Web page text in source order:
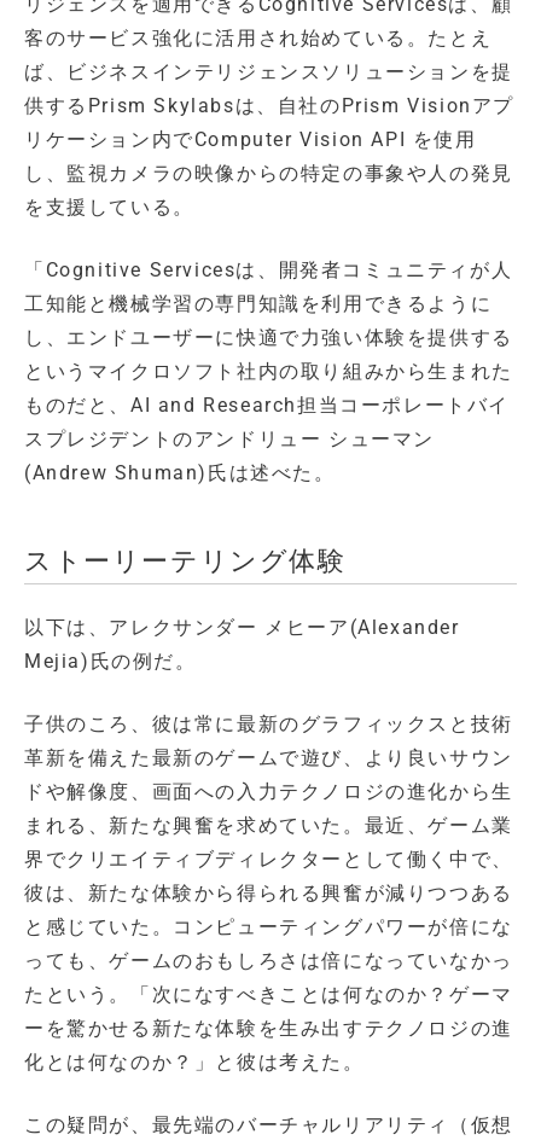
客のサービス強化に活用され始めている。たとえ
ば、ビジネスインテリジェンスソリューションを提
供するPrism Skylabsは、自社のPrism Visionアプ
リケーション内でComputer Vision API を使用
し、監視カメラの映像からの特定の事象や人の発見
を支援している。
「Cognitive Servicesは、開発者コミュニティが人
工知能と機械学習の専門知識を利用できるように
し、エンドユーザーに快適で力強い体験を提供する
というマイクロソフト社内の取り組みから生まれた
ものだと、AI and Research担当コーポレートバイ
スプレジデントのアンドリュー シューマン
(Andrew Shuman)氏は述べた。
ストーリーテリング体験
以下は、アレクサンダー メヒーア(Alexander
Mejia)氏の例だ。
子供のころ、彼は常に最新のグラフィックスと技術
革新を備えた最新のゲームで遊び、より良いサウン
ドや解像度、画面への入力テクノロジの進化から生
まれる、新たな興奮を求めていた。最近、ゲーム業
界でクリエイティブディレクターとして働く中で、
彼は、新たな体験から得られる興奮が減りつつある
と感じていた。コンピューティングパワーが倍にな
っても、ゲームのおもしろさは倍になっていなかっ
たという。「次になすべきことは何なのか？ゲーマ
ーを驚かせる新たな体験を生み出すテクノロジの進
化とは何なのか？」と彼は考えた。
この疑問が、最先端のバーチャルリアリティ（仮想